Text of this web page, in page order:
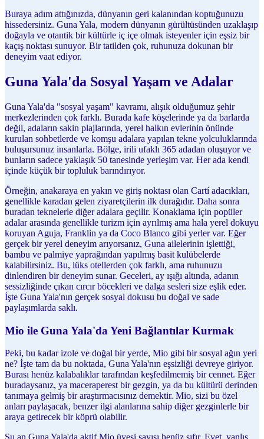
Buraya adım attığınızda, dünyanın geri kalanından koptuğunuzu
hissedersiniz. Guna Yala, modern dünyanın gürültüsünden uzaklaşıp
doğayla ve otantik bir kültürle iç içe olmak isteyenler için eşsiz bir
kaçış noktası sunuyor. Bir tatilden çok, ruhunuza dokunan bir
deneyim vaat ediyor.
Guna Yala'da Sosyal Yaşam ve Adalar
Guna Yala'da "sosyal yaşam" kavramı, alışık olduğumuz şehir
merkezlerinden çok farklı. Burada kafe köşelerinde ya da barlarda
değil, adaların sakin plajlarında, yerel halkın evlerinin önünde
kurulan sohbetlerde ve komşu adalara yapılan tekne yolculuklarında
buluşursunuz insanlarla. Bölge, irili ufaklı 365 adadan oluşuyor ve
bunların sadece yaklaşık 50 tanesinde yerleşim var. Her ada kendi
içinde küçük bir topluluk barındırıyor.
Örneğin, anakaraya en yakın ve giriş noktası olan Cartí adacıkları,
genellikle karadan gelen ziyaretçilerin ilk durağıdır. Daha sonra
buradan teknelerle diğer adalara geçilir. Konaklama için popüler
adalar arasında genellikle turizm için ayrılmış ama hala yerel dokuyu
koruyan Aguja, Franklin ya da Coco Blanco gibi yerler var. Eğer
gerçek bir yerel deneyim arıyorsanız, Guna ailelerinin işlettiği,
bambu ve palmiye yaprağından yapılmış basit kulübelerde
kalabilirsiniz. Bu, lüks otellerden çok farklı, ama ruhunuzu
dinlendiren bir deneyim sunar. Geceleri, ay ışığı altında, adanın
sessizliğinde çıkan cırcır böcekleri ve dalga sesleri size eşlik eder.
İşte Guna Yala'nın gerçek sosyal dokusu bu doğal ve sade
paylaşımlarda saklı.
Mio ile Guna Yala'da Yeni Bağlantılar Kurmak
Peki, bu kadar izole ve doğal bir yerde, Mio gibi bir sosyal ağın yeri
ne? İşte tam da bu noktada, Guna Yala'nın eşsizliği devreye giriyor.
Burası henüz kalabalıklar tarafından keşfedilmemiş bir cennet. Eğer
buradaysanız, ya maceraperest bir gezgin, ya da bu kültürü derinden
tanımaya gelmiş bir araştırmacısınız demektir. Mio, sizi bu özel
anları paylaşacak, benzer ilgi alanlarına sahip diğer gezginlerle bir
araya getirecek bir köprü olabilir.